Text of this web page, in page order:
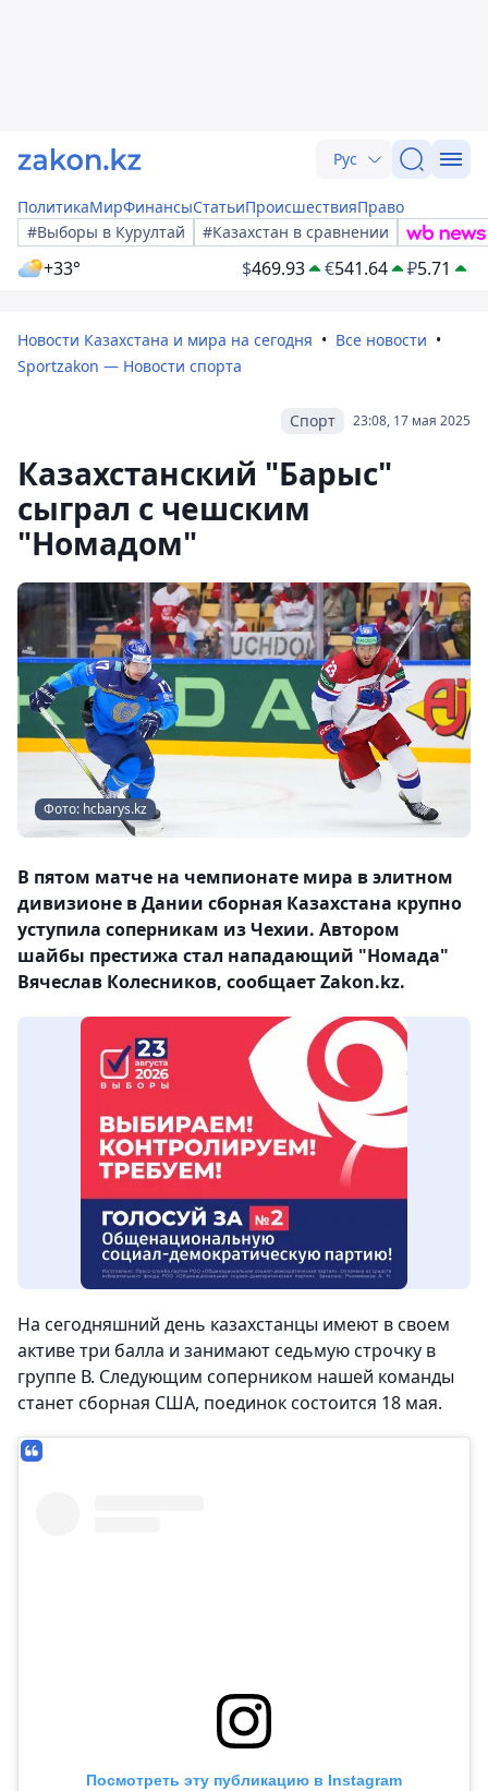
Рус
ПолитикаМирФинансыСтатьиПроисшествияПраво
#Выборы в Курултай
#Казахстан в сравнении
+33° $469.93 €541.64 ₽5.71
Новости Казахстана и мира на сегодня
Все новости
Sportzakon — Новости спорта
23:08, 17 мая 2025
Спорт
Казахстанский "Барыс"
сыграл с чешским
"Номадом"
Фото: hcbarys.kz
В пятом матче на чемпионате мира в элитном
дивизионе в Дании сборная Казахстана крупно
уступила соперникам из Чехии. Автором
шайбы престижа стал нападающий "Номада"
Вячеслав Колесников, сообщает Zakon.kz.
На сегодняшний день казахстанцы имеют в своем
активе три балла и занимают седьмую строчку в
группе В. Следующим соперником нашей команды
станет сборная США, поединок состоится 18 мая.
Посмотреть эту публикацию в Instagram